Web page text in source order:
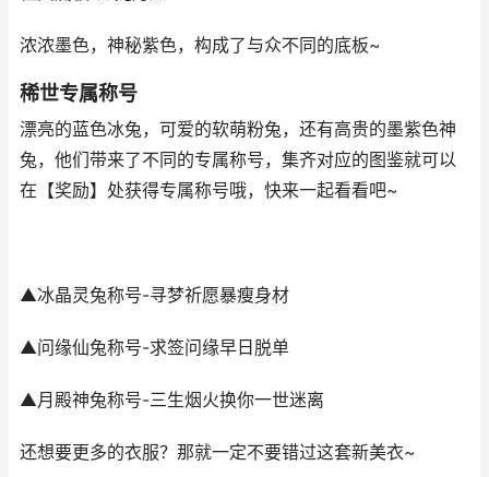
浓浓墨色，神秘紫色，构成了与众不同的底板~
稀世专属称号
漂亮的蓝色冰兔，可爱的软萌粉兔，还有高贵的墨紫色神
兔，他们带来了不同的专属称号，集齐对应的图鉴就可以
在【奖励】处获得专属称号哦，快来一起看看吧~
▲冰晶灵兔称号-寻梦祈愿暴瘦身材
▲问缘仙兔称号-求签问缘早日脱单
▲月殿神兔称号-三生烟火换你一世迷离
还想要更多的衣服？那就一定不要错过这套新美衣~